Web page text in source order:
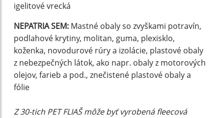
igelitové vrecká
NEPATRIA SEM: Mastné obaly so zvyškami potravín,
podlahové krytiny, molitan, guma, plexisklo,
koženka, novodurové rúry a izolácie, plastové obaly
z nebezpečných látok, ako napr. obaly z motorových
olejov, farieb a pod., znečistené plastové obaly a
fólie
Z 30-tich PET FLIAŠ môže byť vyrobená fleecová